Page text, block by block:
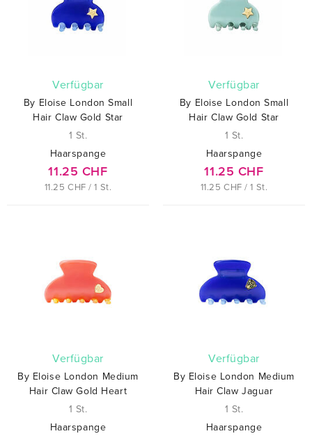
verfügbar
By Eloise London Small
Hair Claw Gold Star
1 St.
Haarspange
11.25 CHF
11.25 CHF / 1 St.
verfügbar
By Eloise London Small
Hair Claw Gold Star
1 St.
Haarspange
11.25 CHF
11.25 CHF / 1 St.
verfügbar
By Eloise London Medium
Hair Claw Gold Heart
1 St.
Haarspange
verfügbar
By Eloise London Medium
Hair Claw Jaguar
1 St.
Haarspange